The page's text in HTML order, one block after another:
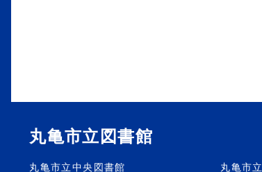
丸亀市立図書館
丸亀市立中央図書館 丸亀市